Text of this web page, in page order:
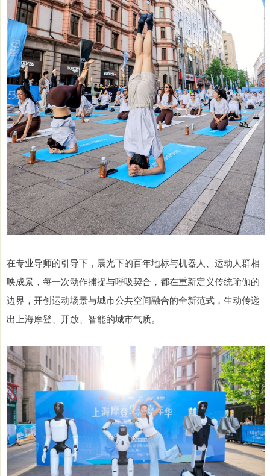
在专业导师的引导下，晨光下的百年地标与机器人、运动人群相
映成景，每一次动作捕捉与呼吸契合，都在重新定义传统瑜伽的
边界，开创运动场景与城市公共空间融合的全新范式，生动传递
出上海摩登、开放、智能的城市气质。